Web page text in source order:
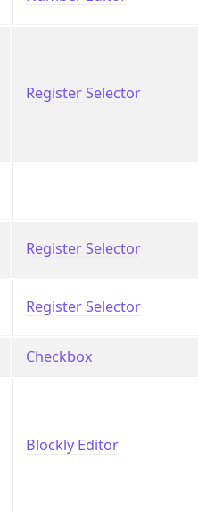
Register Selector
Register Selector
Register Selector
Checkbox
Blockly Editor